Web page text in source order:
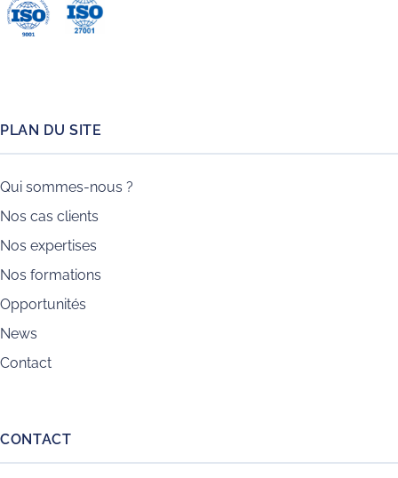
PLAN DU SITE
Qui sommes-nous ?
Nos cas clients
Nos expertises
Nos formations
Opportunités
News
Contact
CONTACT